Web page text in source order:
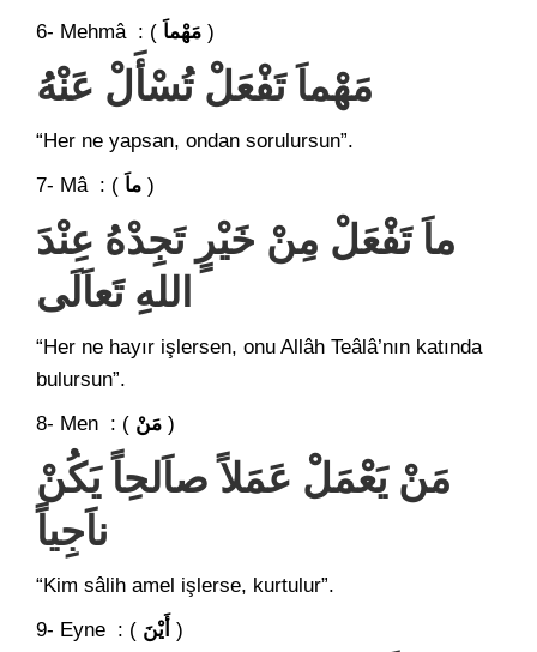
6- Mehmâ : ( مَهْماَ )
مَهْماَ تَفْعَلْ تُسْأَلْ عَنْهُ
“Her ne yapsan, ondan sorulursun”.
7- Mâ : ( ماَ )
ماَ تَفْعَلْ مِنْ خَيْرٍ تَجِدْهُ عِنْدَ
اللهِ تَعاَلَى
“Her ne hayır işlersen, onu Allâh Teâlâ’nın katında
bulursun”.
8- Men : ( مَنْ )
مَنْ يَعْمَلْ عَمَلاً صاَلحِاً يَكُنْ
ناَجِياً
“Kim sâlih amel işlerse, kurtulur”.
9- Eyne : ( أَيْنَ )